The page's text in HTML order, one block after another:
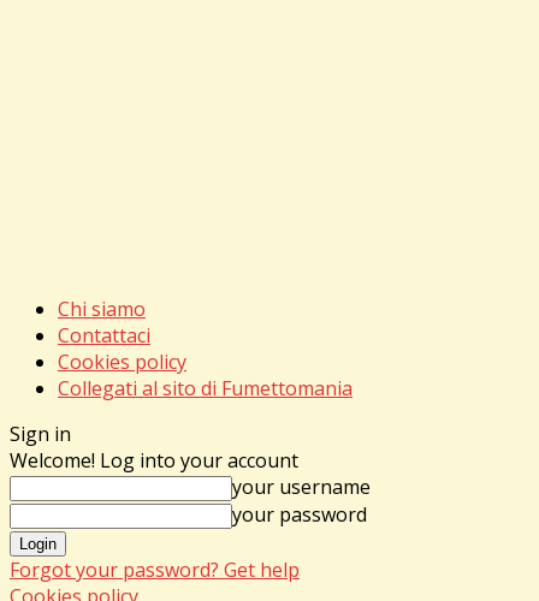
Chi siamo
Contattaci
Cookies policy
Collegati al sito di Fumettomania
Sign in
Welcome! Log into your account
your username
your password
Forgot your password? Get help